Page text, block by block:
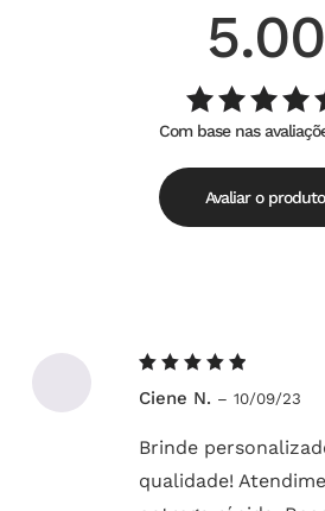
5.00
5.00
5
Com base nas
Avaliar o produto
5de 5
Ciene N. – 10/09/23
Brinde
qualidade!